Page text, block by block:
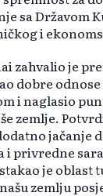
sa Državom
i
zahvalio je
dobre
i naglasio
zemlje.
jačanje
privredne
je oblast
zemlju